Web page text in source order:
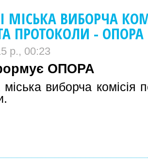
МІСЬКА ВИБОРЧА
ПРОТОКОЛИ - ОПОРА
р., 00:23
ОПОРА
міська виборча